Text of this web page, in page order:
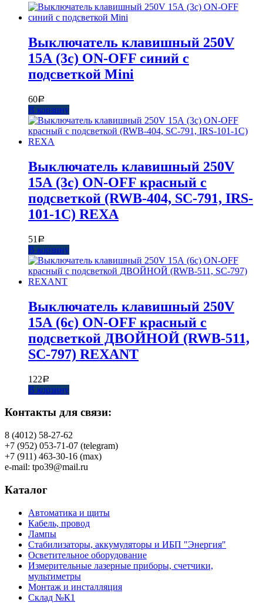
Выключатель клавишный 250V
15А (3с) ON-OFF синий с
подсветкой Mini
60Р
В корзину
Выключатель клавишный 250V
15А (3с) ON-OFF красный с
подсветкой (RWB-404, SC-791, IRS-
101-1C) REXA
51 Р
В корзину
Выключатель клавишный 250V
15А (6с) ON-OFF красный с
подсветкой ДВОЙНОЙ (RWB-511,
SC-797) REXANT
122Р
В корзину
Контакты для связи:
8 (4012) 58-27-62
+7 (952) 053-71-07 (telegram)
+7 (911) 463-30-16 (max)
e-mail: tpo39@mail.ru
Каталог
Автоматика и щиты
Кабель, провод
Лампы
Стабилизаторы, аккумуляторы и ИБП "Энергия"
Осветительное оборудование
Измерительные лазерные приборы, счетчики,
мультиметры
Монтаж и инсталляция
Склад №К1